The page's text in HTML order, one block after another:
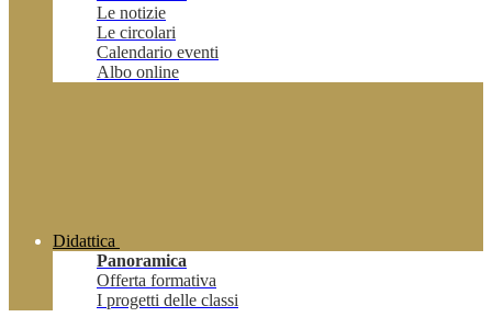
Le notizie
Le circolari
Calendario eventi
Albo online
Didattica
Panoramica
Offerta formativa
I progetti delle classi